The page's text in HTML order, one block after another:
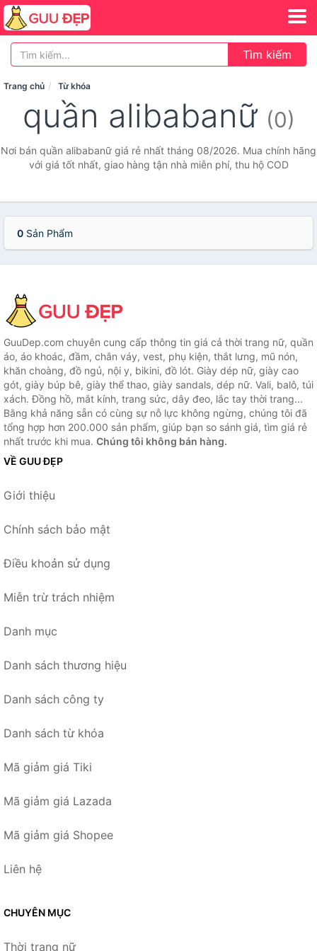
Tìm kiếm
Trang chủ Từ khóa
quần alibabanữ (0)
Nơi bán quần alibabanữ giá rẻ nhất tháng 08/2026. Mua chính hãng
với giá tốt nhất, giao hàng tận nhà miễn phí, thu hộ COD
0 Sản Phẩm
GuuDep.com chuyên cung cấp thông tin giá cả thời trang nữ, quần
áo, áo khoác, đầm, chân váy, vest, phụ kiện, thắt lưng, mũ nón,
khăn choàng, đồ ngủ, nội y, bikini, đồ lót. Giày dép nữ, giày cao
gót, giày búp bê, giày thể thao, giày sandals, dép nữ. Vali, balô, túi
xách. Đồng hồ, mắt kính, trang sức, dây đeo, lắc tay thời trang...
Bằng khả năng sẵn có cùng sự nỗ lực không ngừng, chúng tôi đã
tổng hợp hơn 200.000 sản phẩm, giúp bạn so sánh giá, tìm giá rẻ
nhất trước khi mua. Chúng tôi không bán hàng.
VỀ GUU ĐẸP
Giới thiệu
Chính sách bảo mật
Điều khoản sử dụng
Miễn trừ trách nhiệm
Danh mục
Danh sách thương hiệu
Danh sách công ty
Danh sách từ khóa
Mã giảm giá Tiki
Mã giảm giá Lazada
Mã giảm giá Shopee
Liên hệ
CHUYÊN MỤC
Thời trang nữ